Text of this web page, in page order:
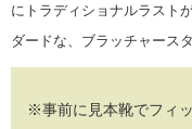
にトラディショナルラスト
ダードな、ブラッチャース
※事前に見本靴でフィ